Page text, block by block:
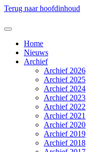
Terug naar hoofdinhoud
Home
Nieuws
Archief
Archief 2026
Archief 2025
Archief 2024
Archief 2023
Archief 2022
Archief 2021
Archief 2020
Archief 2019
Archief 2018